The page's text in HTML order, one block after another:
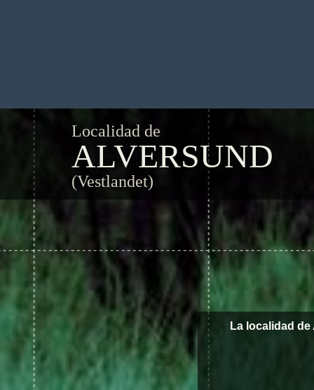
Localidad de
ALVERSUND
(Vestlandet)
La localidad